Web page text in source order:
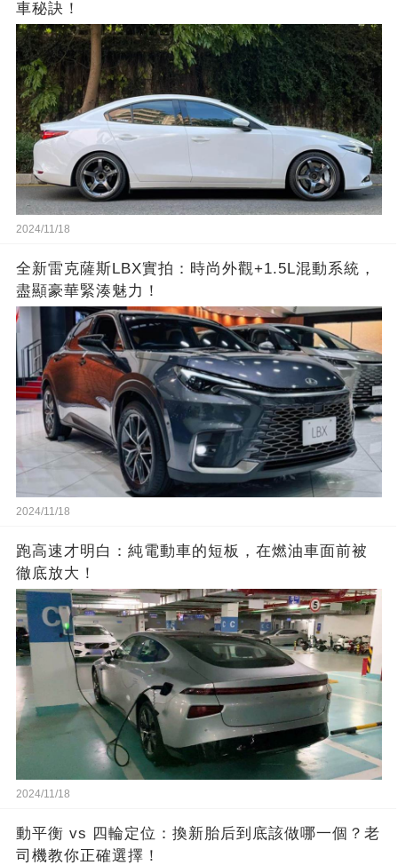
車秘訣！
2024/11/18
全新雷克薩斯LBX實拍：時尚外觀+1.5L混動系統，
盡顯豪華緊湊魅力！
2024/11/18
跑高速才明白：純電動車的短板，在燃油車面前被
徹底放大！
2024/11/18
動平衡 vs 四輪定位：換新胎后到底該做哪一個？老
司機教你正確選擇！